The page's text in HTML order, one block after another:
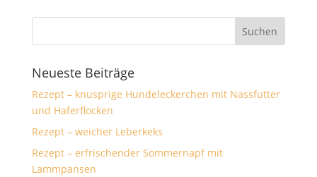
Neueste Beiträge
Rezept – knusprige Hundeleckerchen mit Nassfutter
und Haferflocken
Rezept – weicher Leberkeks
Rezept – erfrischender Sommernapf mit
Lammpansen